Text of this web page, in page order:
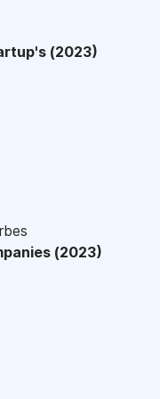
(2023)
(2023)